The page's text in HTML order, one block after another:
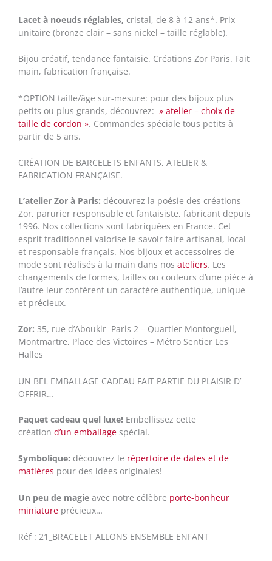
Lacet à noeuds réglables, cristal, de 8 à 12 ans*. Prix
unitaire (bronze clair – sans nickel – taille réglable).
Bijou créatif, tendance fantaisie. Créations Zor Paris. Fait
main, fabrication française.
*OPTION taille/âge sur-mesure: pour des bijoux plus
petits ou plus grands, découvrez: » atelier – choix de
taille de cordon ». Commandes spéciale tous petits à
partir de 5 ans.
CRÉATION DE BARCELETS ENFANTS, ATELIER &
FABRICATION FRANÇAISE.
L’atelier Zor à Paris: découvrez la poésie des créations
Zor, parurier responsable et fantaisiste, fabricant depuis
1996. Nos collections sont fabriquées en France. Cet
esprit traditionnel valorise le savoir faire artisanal, local
et responsable français. Nos bijoux et accessoires de
mode sont réalisés à la main dans nos ateliers. Les
changements de formes, tailles ou couleurs d’une pièce à
l’autre leur confèrent un caractère authentique, unique
et précieux.
Zor: 35, rue d’Aboukir Paris 2 – Quartier Montorgueil,
Montmartre, Place des Victoires – Métro Sentier Les
Halles
UN BEL EMBALLAGE CADEAU FAIT PARTIE DU PLAISIR D’
OFFRIR…
Paquet cadeau quel luxe! Embellissez cette
création d’un emballage spécial.
Symbolique: découvrez le répertoire de dates et de
matières pour des idées originales!
Un peu de magie avec notre célèbre porte-bonheur
miniature précieux…
Réf : 21_BRACELET ALLONS ENSEMBLE ENFANT